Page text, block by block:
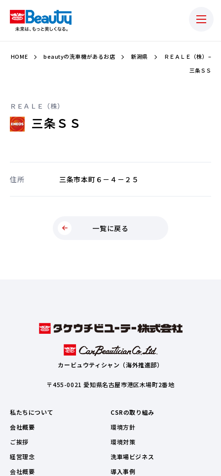
HOME beautyの洗車機があるお店 新潟県
ＲＥＡＬＥ（株） –
三条ＳＳ
ＲＥＡＬＥ（株）
三条ＳＳ
住所 三条市本町６－４－２５
一覧に戻る
カービュウティシャン（海外推進部）
〒455-0021 愛知県名古屋市港区木場町2番地
私たちについて
会社概要
ご挨拶
経営理念
会社概要
CSRの取り組み
環境方針
環境対策
洗車場ビジネス
導入事例